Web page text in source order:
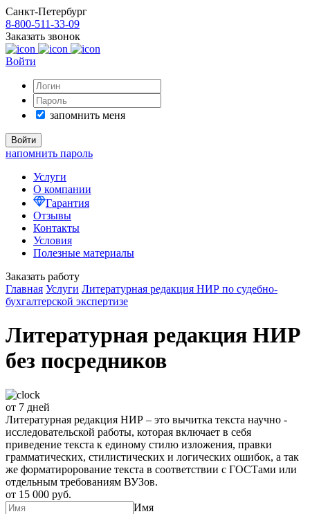
Санкт-Петербург
8-800-511-33-09
Заказать звонок
Войти
запомнить меня
напомнить пароль
Услуги
О компании
Гарантия
Отзывы
Контакты
Условия
Полезные материалы
Заказать работу
Главная Услуги Литературная редакция НИР по судебно-
бухгалтерской экспертизе
Литературная редакция НИР
без посредников
от 7 дней
Литературная редакция НИР – это вычитка текста научно -
исследовательской работы, которая включает в себя
приведение текста к единому стилю изложения, правки
грамматических, стилистических и логических ошибок, а так
же форматирорование текста в соответствии с ГОСТами или
отдельным требованиям ВУЗов.
от 15 000 руб.
Имя